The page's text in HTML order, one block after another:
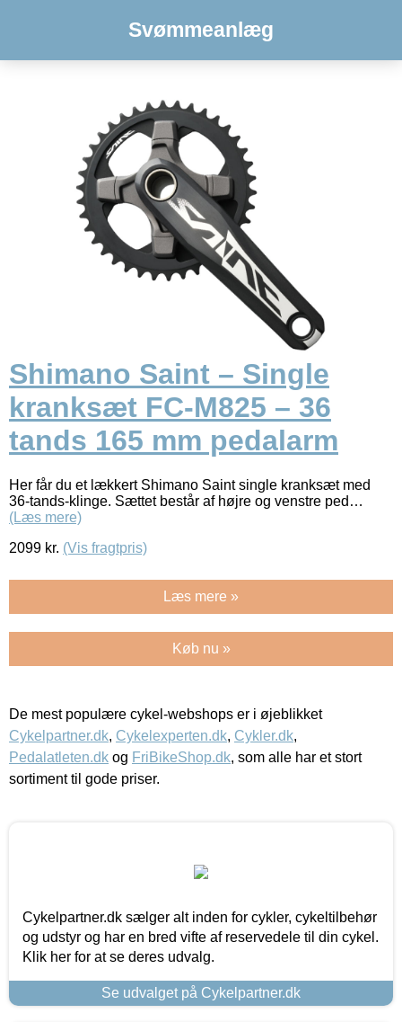
Svømmeanlæg
Shimano Saint – Single
kranksæt FC-M825 – 36
tands 165 mm pedalarm
Her får du et lækkert Shimano Saint single kranksæt med
36-tands-klinge. Sættet består af højre og venstre ped…
(Læs mere)
2099 kr. (Vis fragtpris)
Læs mere »
Køb nu »
De mest populære cykel-webshops er i øjeblikket
Cykelpartner.dk, Cykelexperten.dk, Cykler.dk,
Pedalatleten.dk og FriBikeShop.dk, som alle har et stort
sortiment til gode priser.
Cykelpartner.dk sælger alt inden for cykler, cykeltilbehør
og udstyr og har en bred vifte af reservedele til din cykel.
Klik her for at se deres udvalg.
Se udvalget på Cykelpartner.dk